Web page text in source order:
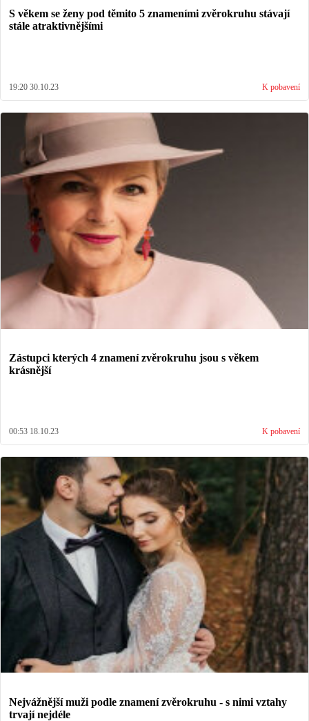
S věkem se ženy pod těmito 5 znameními zvěrokruhu stávají
stále atraktivnějšími
19:20 30.10.23 K pobavení
Zástupci kterých 4 znamení zvěrokruhu jsou s věkem
krásnější
00:53 18.10.23 K pobavení
Nejvážnější muži podle znamení zvěrokruhu - s nimi vztahy
trvají nejdéle